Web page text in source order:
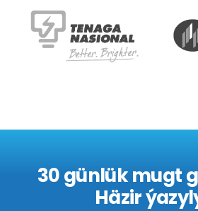
30 günlük mugt
Häzir